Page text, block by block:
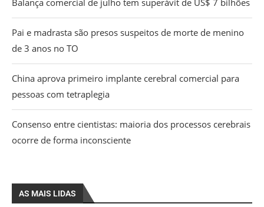
Balança comercial de julho tem superávit de US$ 7 bilhões
Pai e madrasta são presos suspeitos de morte de menino
de 3 anos no TO
China aprova primeiro implante cerebral comercial para
pessoas com tetraplegia
Consenso entre cientistas: maioria dos processos cerebrais
ocorre de forma inconsciente
AS MAIS LIDAS